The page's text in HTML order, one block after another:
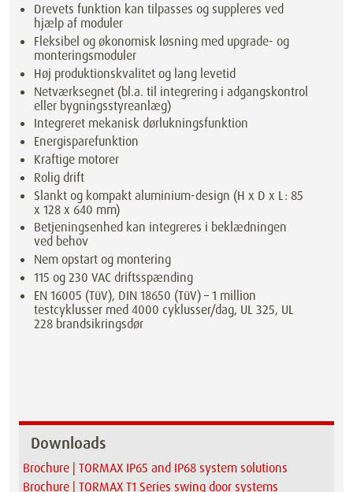
Drevets funktion kan tilpasses og suppleres ved
hjælp af moduler
Fleksibel og økonomisk løsning med upgrade- og
monteringsmoduler
Høj produktionskvalitet og lang levetid
Netværksegnet (bl.a. til integrering i adgangskontrol
eller bygningsstyreanlæg)
Integreret mekanisk dørlukningsfunktion
Energisparefunktion
Kraftige motorer
Rolig drift
Slankt og kompakt aluminium-design (H x D x L: 85
x 128 x 640 mm)
Betjeningsenhed kan integreres i beklædningen
ved behov
Nem opstart og montering
115 og 230 VAC driftsspænding
EN 16005 (TüV), DIN 18650 (TüV) – 1 million
testcyklusser med 4000 cyklusser/dag, UL 325, UL
228 brandsikringsdør
Downloads
Brochure | TORMAX IP65 and IP68 system solutions
Brochure | TORMAX T1 Series swing door systems